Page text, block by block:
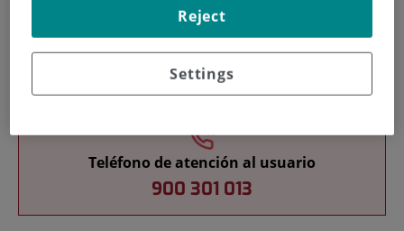
Teléfono de atención al usuario
900 301 013
Settings
Reject